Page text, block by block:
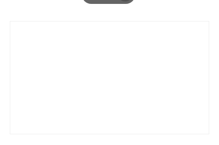
Print